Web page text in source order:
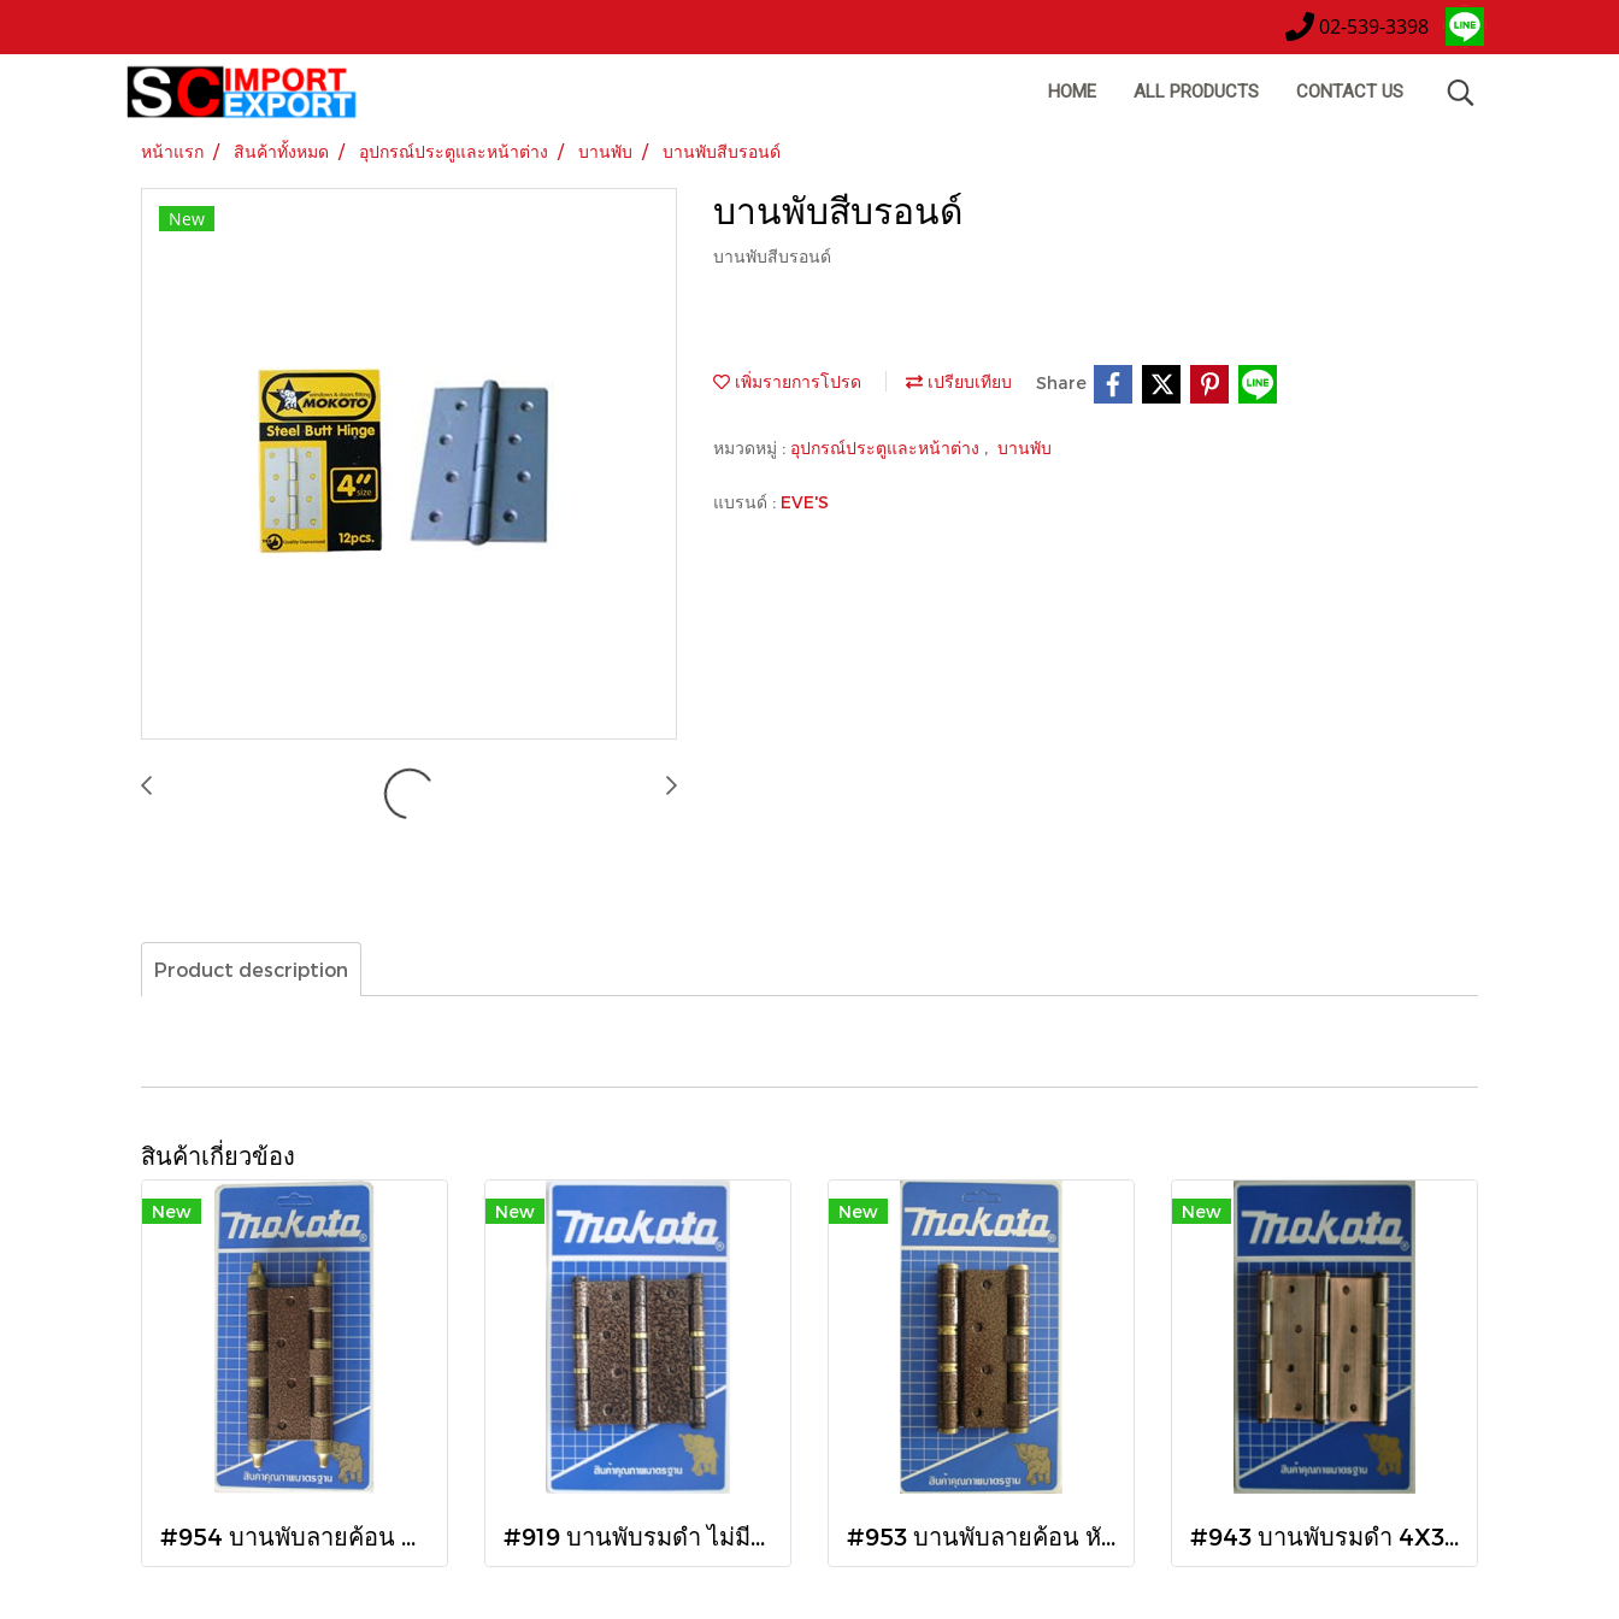
02-539-3398
HOME ALL PRODUCTS CONTACT US
หน้าแรก สินค้าทั้งหมด อุปกรณ์ประตูและหน้าต่าง บานพับ บานพับสีบรอนด์
New บานพับสีบรอนด์
บานพับสีบรอนด์
เพิ่มรายการโปรด เปรียบเทียบ Share
หมวดหมู่ : อุปกรณ์ประตูและหน้าต่าง , บานพับ
แบรนด์ : EVE'S
Product description
สินค้าเกี่ยวข้อง
New
#954 บานพับลายค้อน หัวเรียบ แกนใหญ่
New
#919 บานพับรมดำ ไม่มีจุก 4x3
New
#953 บานพับลายค้อน หัวจุก แกนใหญ่
New
#943 บานพับรมดำ 4X3 เรียบ